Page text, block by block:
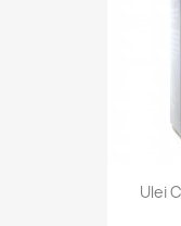
Ulei